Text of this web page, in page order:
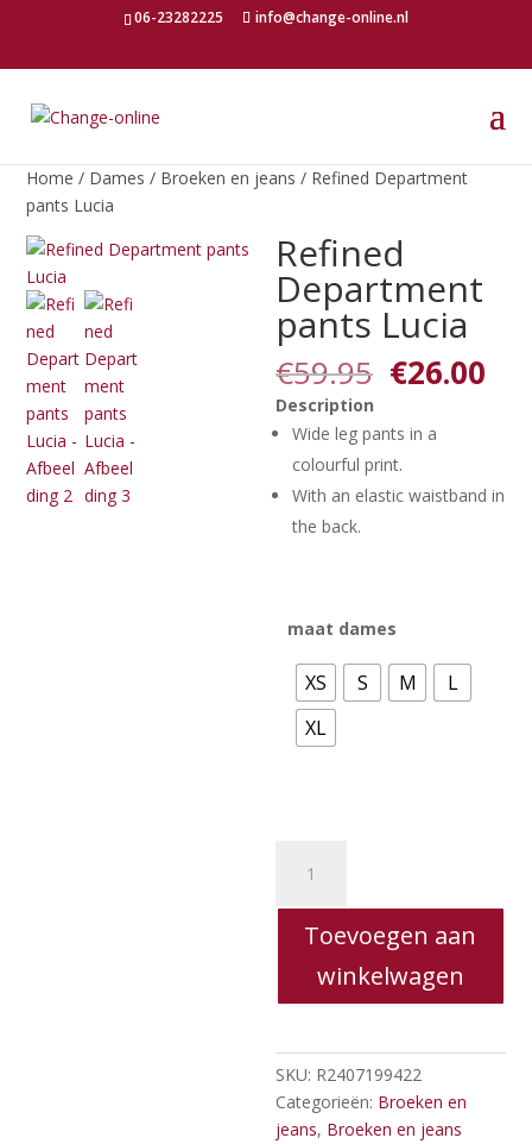
06-23282225 info@change-online.nl
Home / Dames / Broeken en jeans / Refined Department
pants Lucia
Refined
Department
pants Lucia
€59.95
prijs
was:
€59.95.
€26.00
Description
Wide leg pants in a
colourful print.
With an elastic waistband in
the back.
maat dames
XS S M
L
XL
Department
pants
LuciaToevoegen aan
winkelwagen
SKU: R2407199422
Categorieën: Broeken en
jeans, Broeken en jeans